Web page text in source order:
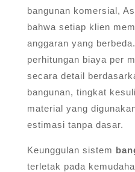
bangunan komersial,
bahwa setiap klien
anggaran yang
perhitungan biaya per
secara detail
bangunan, tingkat
material yang
estimasi tanpa dasar.
Keunggulan sistem
terletak pada